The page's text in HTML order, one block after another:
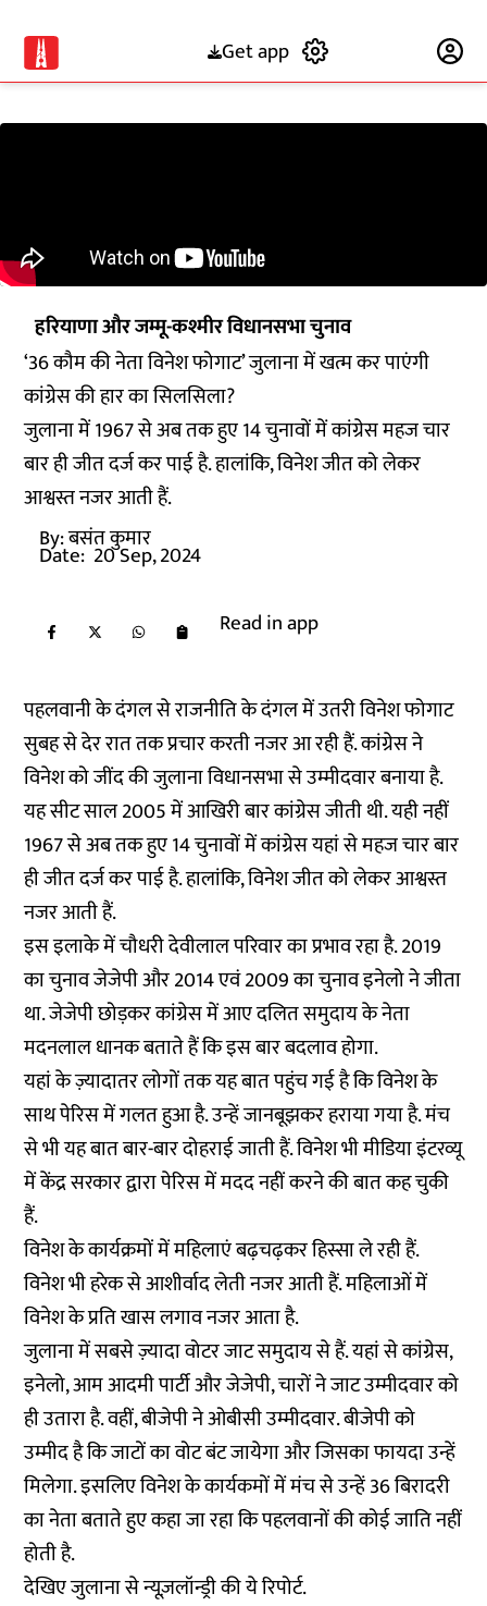
Get app
हरियाणा और जम्मू-कश्मीर विधानसभा चुनाव
‘36 कौम की नेता विनेश फोगाट’ जुलाना में खत्म कर पाएंगी
कांग्रेस की हार का सिलसिला?
जुलाना में 1967 से अब तक हुए 14 चुनावों में कांग्रेस महज चार
बार ही जीत दर्ज कर पाई है. हालांकि, विनेश जीत को लेकर
आश्वस्त नजर आती हैं.
By:बसंत कुमार
Date: 20 Sep, 2024
Read in app
पहलवानी के दंगल से राजनीति के दंगल में उतरी विनेश फोगाट
सुबह से देर रात तक प्रचार करती नजर आ रही हैं. कांग्रेस ने
विनेश को जींद की जुलाना विधानसभा से उम्मीदवार बनाया है.
यह सीट साल 2005 में आखिरी बार कांग्रेस जीती थी. यही नहीं
1967 से अब तक हुए 14 चुनावों में कांग्रेस यहां से महज चार बार
ही जीत दर्ज कर पाई है. हालांकि, विनेश जीत को लेकर आश्वस्त
नजर आती हैं.
इस इलाके में चौधरी देवीलाल परिवार का प्रभाव रहा है. 2019
का चुनाव जेजेपी और 2014 एवं 2009 का चुनाव इनेलो ने जीता
था. जेजेपी छोड़कर कांग्रेस में आए दलित समुदाय के नेता
मदनलाल धानक बताते हैं कि इस बार बदलाव होगा.
यहां के ज़्यादातर लोगों तक यह बात पहुंच गई है कि विनेश के
साथ पेरिस में गलत हुआ है. उन्हें जानबूझकर हराया गया है. मंच
से भी यह बात बार-बार दोहराई जाती हैं. विनेश भी मीडिया इंटरव्यू
में केंद्र सरकार द्वारा पेरिस में मदद नहीं करने की बात कह चुकी
हैं.
विनेश के कार्यक्रमों में महिलाएं बढ़चढ़कर हिस्सा ले रही हैं.
विनेश भी हरेक से आशीर्वाद लेती नजर आती हैं. महिलाओं में
विनेश के प्रति खास लगाव नजर आता है.
जुलाना में सबसे ज़्यादा वोटर जाट समुदाय से हैं. यहां से कांग्रेस,
इनेलो, आम आदमी पार्टी और जेजेपी, चारों ने जाट उम्मीदवार को
ही उतारा है. वहीं, बीजेपी ने ओबीसी उम्मीदवार. बीजेपी को
उम्मीद है कि जाटों का वोट बंट जायेगा और जिसका फायदा उन्हें
मिलेगा. इसलिए विनेश के कार्यकमों में मंच से उन्हें 36 बिरादरी
का नेता बताते हुए कहा जा रहा कि पहलवानों की कोई जाति नहीं
होती है.
देखिए जुलाना से न्यूज़लॉन्ड्री की ये रिपोर्ट.